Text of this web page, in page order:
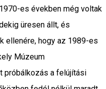
es években még voltak
üresen állt, és
ellenére, hogy az 1989-es
Múzeum
próbálkozás a felújítási